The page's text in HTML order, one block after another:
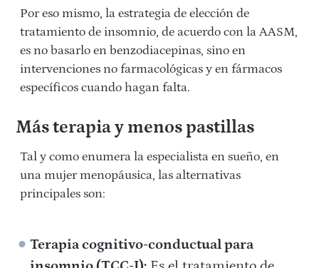
Por eso mismo, la estrategia de elección de
tratamiento de insomnio, de acuerdo con la AASM,
es no basarlo en benzodiacepinas, sino en
intervenciones no farmacológicas y en fármacos
específicos cuando hagan falta.
Más terapia y menos pastillas
Tal y como enumera la especialista en sueño, en
una mujer menopáusica, las alternativas
principales son:
Terapia cognitivo-conductual para